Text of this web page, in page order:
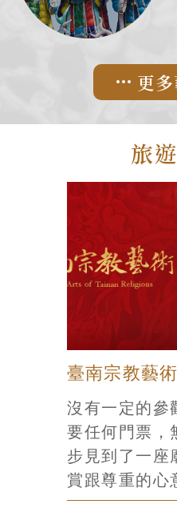
「大天后宮」。 傳統
博物館 正因
尊貴地位，
絕，廟內的裝
各時代府城名
內還有歷史
物、石雕、木
是 廟宇藝術
更
旅
臺南宗教藝
沒有一定的參
要任何門票，
步見到了一座
賞跟尊重的心
來看看。臺南